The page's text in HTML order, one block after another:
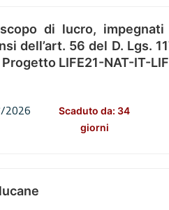
di lucro,
dell’art. 56 del D. Lgs.
LIFE21-NAT-IT-
2026
Scaduto da: 34
giorni